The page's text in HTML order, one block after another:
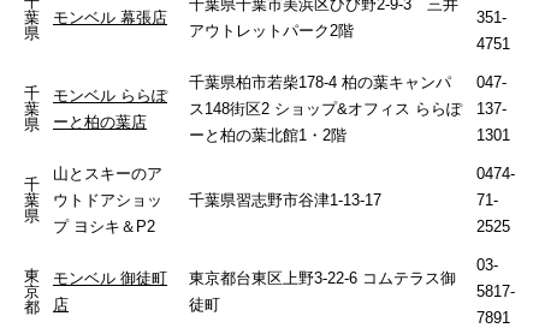
葉
県
モンベル 幕張店
千葉県千葉市美浜区ひび野2-9-3 三井
アウトレットパーク2階
351-
4751
千
葉
県
モンベル ららぽ
ーと柏の葉店
千葉県柏市若柴178-4 柏の葉キャンパ
ス148街区2 ショップ&オフィス ららぽ
ーと柏の葉北館1・2階
047-
137-
1301
千
葉
県
山とスキーのア
ウトドアショッ
プ ヨシキ＆P2
千葉県習志野市谷津1-13-17
0474-
71-
2525
東
京
都
モンベル 御徒町
店
東京都台東区上野3-22-6 コムテラス御
徒町
03-
5817-
7891